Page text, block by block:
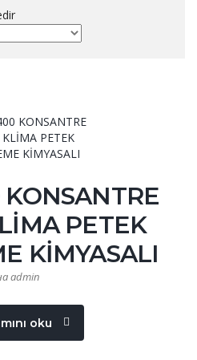
PETEK
KİMYASALI
admin
oku